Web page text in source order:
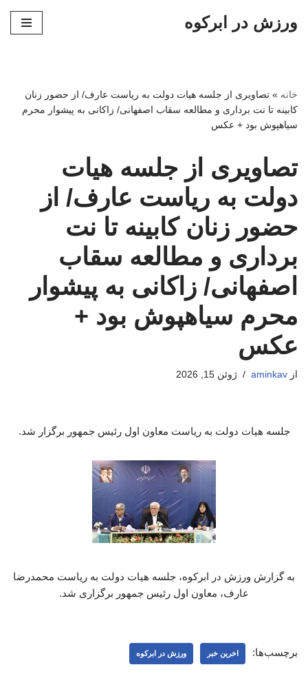
ورزش در ابرکوه
خانه » تصاویری از جلسه هیات دولت به ریاست عارف/ از حضور زنان
کابینه تا نت برداری و مطالعه سقاب اصفهانی/ زاکانی به پیشوار محرم
سیاهپوش بود + عکس
تصاویری از جلسه هیات
دولت به ریاست عارف/ از
حضور زنان کابینه تا نت
برداری و مطالعه سقاب
اصفهانی/ زاکانی به پیشوار
محرم سیاهپوش بود +
عکس
از aminkav ژوئن 15, 2026
جلسه هیات دولت به ریاست معاون اول رئیس جمهور برگزار شد.
به گزارش ورزش در ابرکوه، جلسه هیات دولت به ریاست محمدرضا
عارف، معاون اول رئیس جمهور برگزاری شد.
برچسب‌ها: اخرین خبر ورزش در ابرکوه